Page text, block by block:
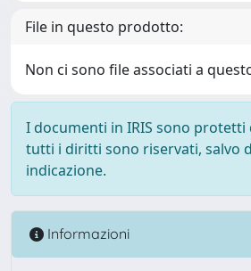
File in questo prodotto:
Non ci sono file associati a
I documenti in IRIS sono protetti
tutti i diritti sono riservati, salvo
indicazione.
Informazioni